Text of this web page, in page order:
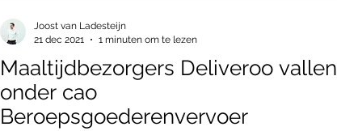
Maaltijdbezorgers Deliveroo vallen
onder cao
Beroepsgoederenvervoer
Joost van Ladesteijn
21 dec 2021
1 minuten om te lezen